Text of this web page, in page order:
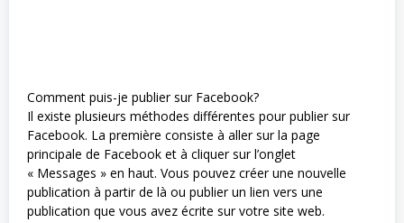
Comment puis-je publier sur Facebook?
Il existe plusieurs méthodes différentes pour publier sur
Facebook. La première consiste à aller sur la page
principale de Facebook et à cliquer sur l’onglet
« Messages » en haut. Vous pouvez créer une nouvelle
publication à partir de là ou publier un lien vers une
publication que vous avez écrite sur votre site web.